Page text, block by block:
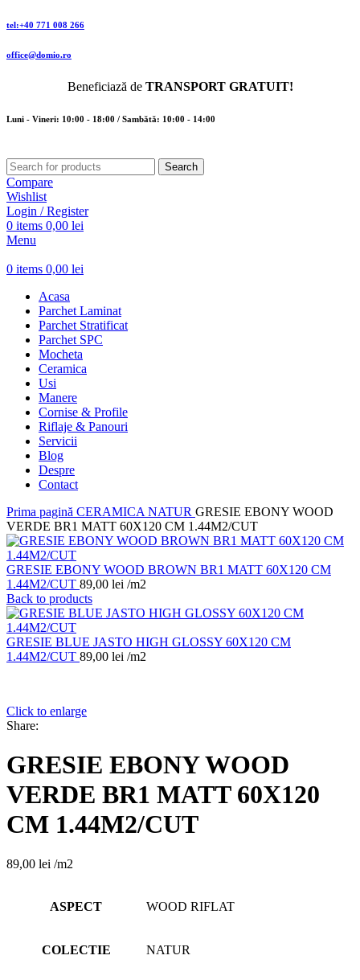
tel:+40 771 008 266
office@domio.ro
Beneficiază de TRANSPORT GRATUIT!
Luni - Vineri: 10:00 - 18:00 / Sambătă: 10:00 - 14:00
Search
Compare
Wishlist
Login / Register
0 items 0,00 lei
Menu
0 items 0,00 lei
Acasa
Parchet Laminat
Parchet Stratificat
Parchet SPC
Mocheta
Ceramica
Usi
Manere
Cornise & Profile
Riflaje & Panouri
Servicii
Blog
Despre
Contact
Prima pagină CERAMICA NATUR GRESIE EBONY WOOD
VERDE BR1 MATT 60X120 CM 1.44M2/CUT
GRESIE EBONY WOOD BROWN BR1 MATT 60X120 CM
1.44M2/CUT 89,00 lei /m2
Back to products
GRESIE BLUE JASTO HIGH GLOSSY 60X120 CM
1.44M2/CUT 89,00 lei /m2
Click to enlarge
Share:
GRESIE EBONY WOOD
VERDE BR1 MATT 60X120
CM 1.44M2/CUT
89,00 lei /m2
ASPECT WOOD RIFLAT
COLECTIE NATUR